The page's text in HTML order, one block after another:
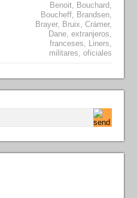
Benoit, Bouchard,
Boucheff, Brandsen,
Brayer, Bruix, Crámer,
Dane, extranjeros,
franceses, Liners,
militares, oficiales